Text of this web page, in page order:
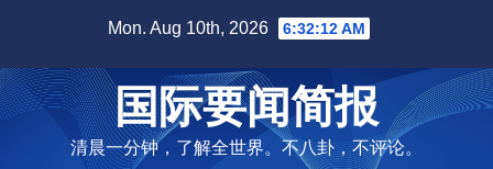
content
Mon. Aug 10th, 2026 6:32:13 AM
国际要闻简报
清晨一分钟，了解全世界。不八卦，不评论。